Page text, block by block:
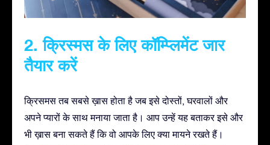
2. क्रिस्मस के लिए कॉम्प्लिमेंट जार
तैयार करें
क्रिसमस तब सबसे ख़ास होता है जब इसे दोस्तों, घरवालों और
अपने प्यारों के साथ मनाया जाता है। आप उन्हें यह बताकर इसे और
भी ख़ास बना सकते हैं कि वो आपके लिए क्या मायने रखते हैं।